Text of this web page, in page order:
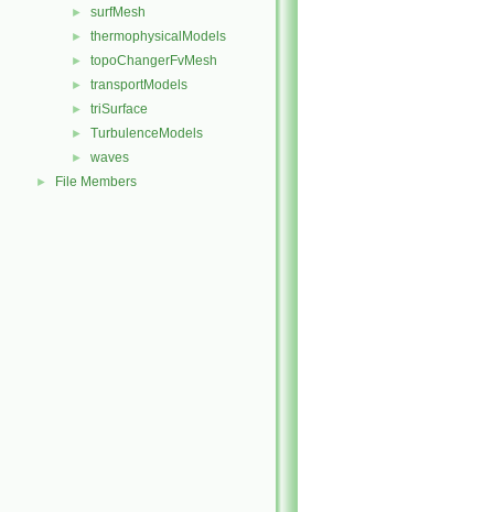
► surfMesh
► thermophysicalModels
► topoChangerFvMesh
► transportModels
► triSurface
► TurbulenceModels
► waves
► File Members